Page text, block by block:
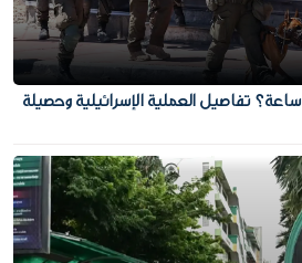
ماذا جرى في قلنديا خلال 48 ساعة؟ تفاصيل العملية الإسرائيلية وحصيلة